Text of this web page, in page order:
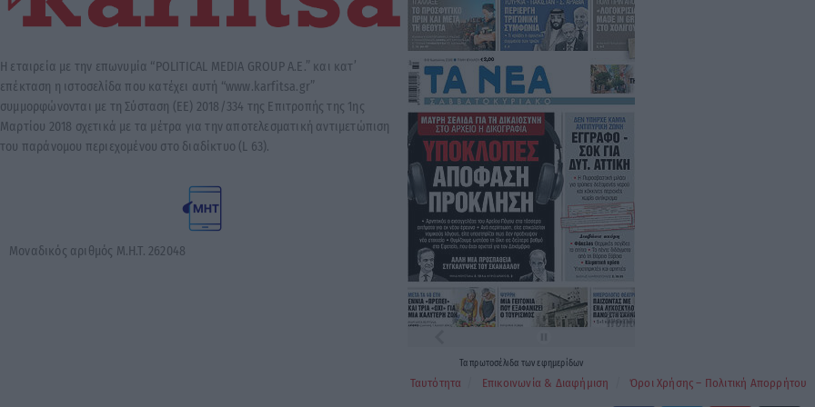
Η εταιρεία με την επωνυμία “POLITICAL MEDIA GROUP A.E.” και κατ’
επέκταση η ιστοσελίδα που κατέχει αυτή “www.karfitsa.gr”
συμμορφώνονται με τη Σύσταση (ΕΕ) 2018/334 της Επιτροπής της 1ης
Μαρτίου 2018 σχετικά με τα μέτρα για την αποτελεσματική αντιμετώπιση
του παράνομου περιεχομένου στο διαδίκτυο (L 63).
Μοναδικός αριθμός Μ.Η.Τ. 262048
Ταπρωτοσέλιδα τωνεφημερίδων
Ταυτότητα Επικοινωνία & Διαφήμιση Όροι Χρήσης – Πολιτική Απορρήτου